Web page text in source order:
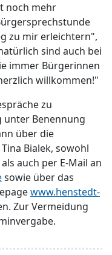
noch mehr
zu mir erleichtern",
sind auch bei
immer Bürgerinnen
willkommen!"
zu
unter Benennung
über die
Bialek, sowohl
auch per E-Mail an
sowie über das
www.henstedt-
Zur Vermeidung